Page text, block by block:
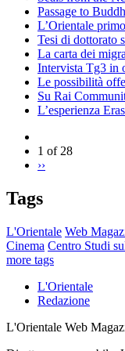
Passage to
L’Orientale
Tesi di dottorato
La carta dei
Intervista Tg3 in
Le possibilità
Su Rai
L’esperienza
1 of 28
››
Tags
L'Orientale Web
Cinema Centro Studi
more tags
L'Orientale
Redazione
L'Orientale Web